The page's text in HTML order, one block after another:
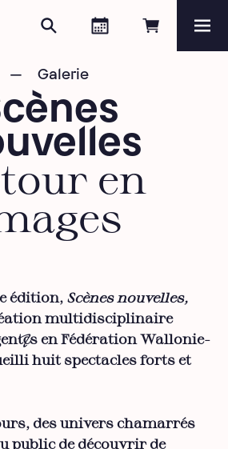
Online
Agenda
Zoeken
Programma
Galerie
en
édition, Scènes nouvelles,
multidisciplinaire
en Fédération Wallonie-
huit spectacles forts et
des univers chamarrés
public de découvrir de